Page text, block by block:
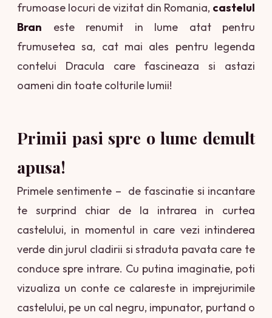
frumoase locuri de vizitat din Romania, castelul
Bran este renumit in lume atat pentru
frumusetea sa, cat mai ales pentru legenda
contelui Dracula care fascineaza si astazi
oameni din toate colturile lumii!
Primii pasi spre o lume demult
apusa!
Primele sentimente – de fascinatie si incantare
te surprind chiar de la intrarea in curtea
castelului, in momentul in care vezi intinderea
verde din jurul cladirii si straduta pavata care te
conduce spre intrare. Cu putina imaginatie, poti
vizualiza un conte ce calareste in imprejurimile
castelului, pe un cal negru, impunator, purtand o